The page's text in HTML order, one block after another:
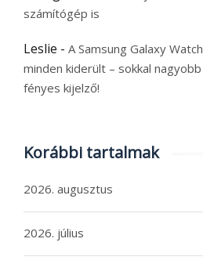
számítógép is
Leslie - A Samsung Galaxy
minden kiderült – sokkal
fényes kijelző!
Korábbi tartalmak
2026. augusztus
2026. július